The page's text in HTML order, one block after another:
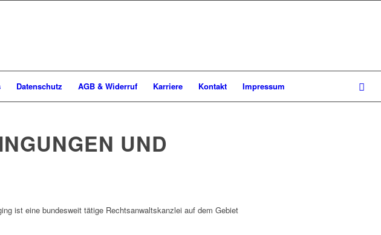
Datenschutz AGB & Widerruf Karriere Kontakt Impressum
UND
ist eine bundesweit tätige Rechtsanwaltskanzlei auf dem Gebiet